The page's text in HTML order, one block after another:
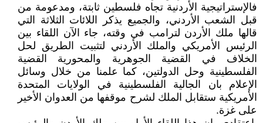
فالإستراتيجية الأردنية تجاه فلسطين ثابتة، ومدعومة من
قبل الشعب الأردني، والجميع يذكر اللائات الثلاثة التي
قالها ملك الأردن لترامب في وقته، جاء الآن اللقاء بين
الرئيس الأمريكي والملك الأردني لتثبيت الطريق لحل
الخلاف في القضية الجوهرية والمحورية القضية
الفلسطينية وحل الدولتين، كما علمنا من خلال وسائل
الإعلام بان الجالية الفلسطينية في الولايات المتحدة
الأمريكية ستقابل الملك لشرح موقفها من العدوان الأخير
على غزة.